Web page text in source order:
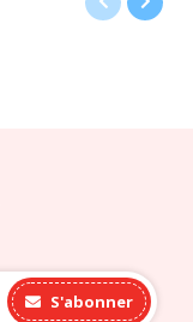
S'abonner